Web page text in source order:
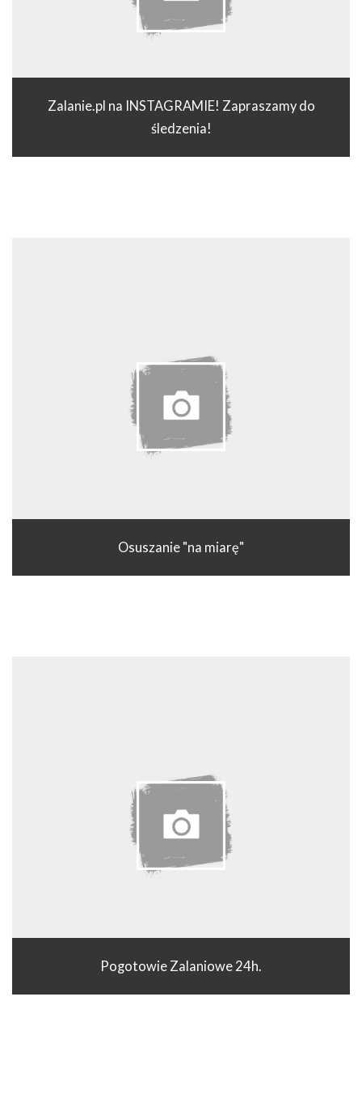
Zalanie.pl na INSTAGRAMIE! Zapraszamy do
śledzenia!
Osuszanie "na miarę"
Pogotowie Zalaniowe 24h.